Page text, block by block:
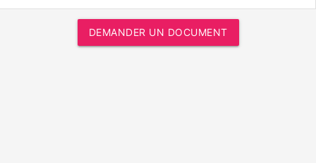
DEMANDER UN DOCUMENT